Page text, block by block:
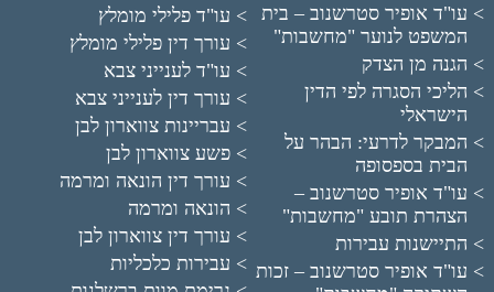
עו"ד אופיר סטרשנוב – בית
המשפט לנוער "מחשבות"
הגנה מן הצדק
הליכי הסגרה לפי הדין
הישראלי
המבקר לדרעי: הבהר על
הבית בספסופה
עו"ד אופיר סטרשנוב –
הצהרת תובע "מחשבות"
התיישנות עבירות
עו"ד אופיר סטרשנוב – זכות
עו"ד פלילי מומלץ
עורך דין פלילי מומלץ
עו"ד לענייני צבא
עורך דין לענייני צבא
עבריינות צווארון לבן
פשע צווארון לבן
עורך דין הונאה ומרמה
הונאה ומרמה
עורך דין צווארון לבן
עבירות כלכליות